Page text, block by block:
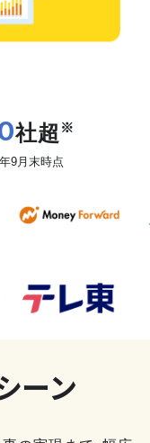
社超 ※
9月末時点
ーン